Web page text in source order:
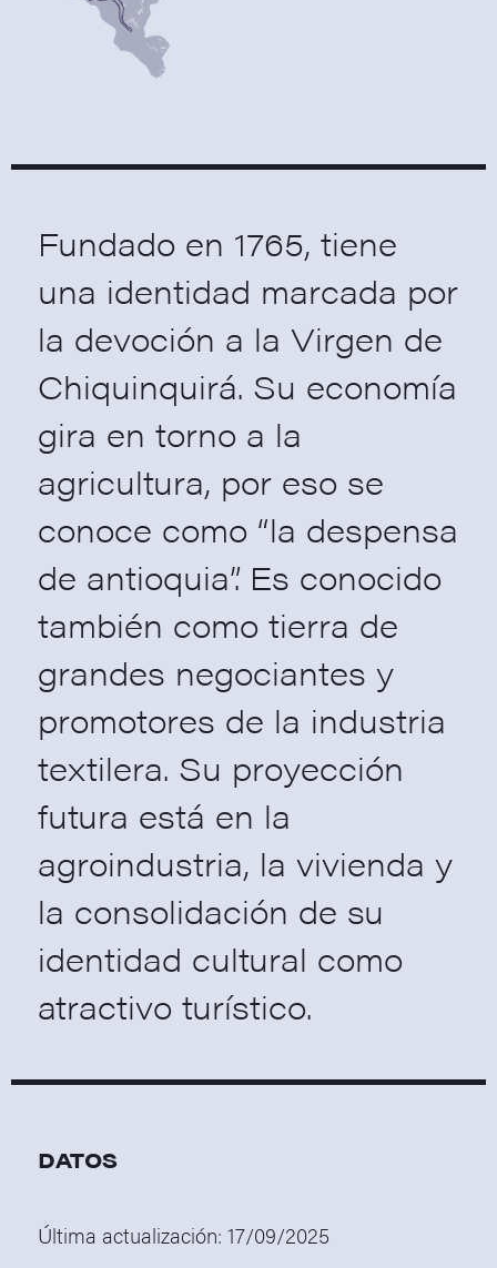
Fundado en 1765, tiene
una identidad marcada por
la devoción a la Virgen de
Chiquinquirá. Su economía
gira en torno a la
agricultura, por eso se
conoce como “la despensa
de antioquia”. Es conocido
también como tierra de
grandes negociantes y
promotores de la industria
textilera. Su proyección
futura está en la
agroindustria, la vivienda y
la consolidación de su
identidad cultural como
atractivo turístico.
DATOS
Última actualización:17/09/2025